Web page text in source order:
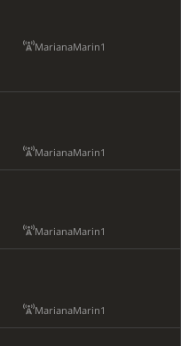
MarianaMarin1
MarianaMarin1
MarianaMarin1
MarianaMarin1